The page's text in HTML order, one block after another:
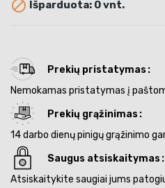
 Išparduota: 0 vnt.
Prekių pristatymas
Nemokamas pristatymas į
Prekių grąžinimas
14 darbo dienų pinigų grąžinimo
Saugus atsiskaitymas
Atsiskaitykite saugiai jums